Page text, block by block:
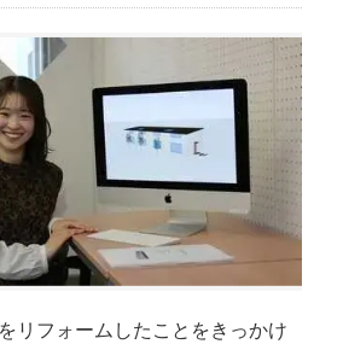
リフォームしたことをきっかけ